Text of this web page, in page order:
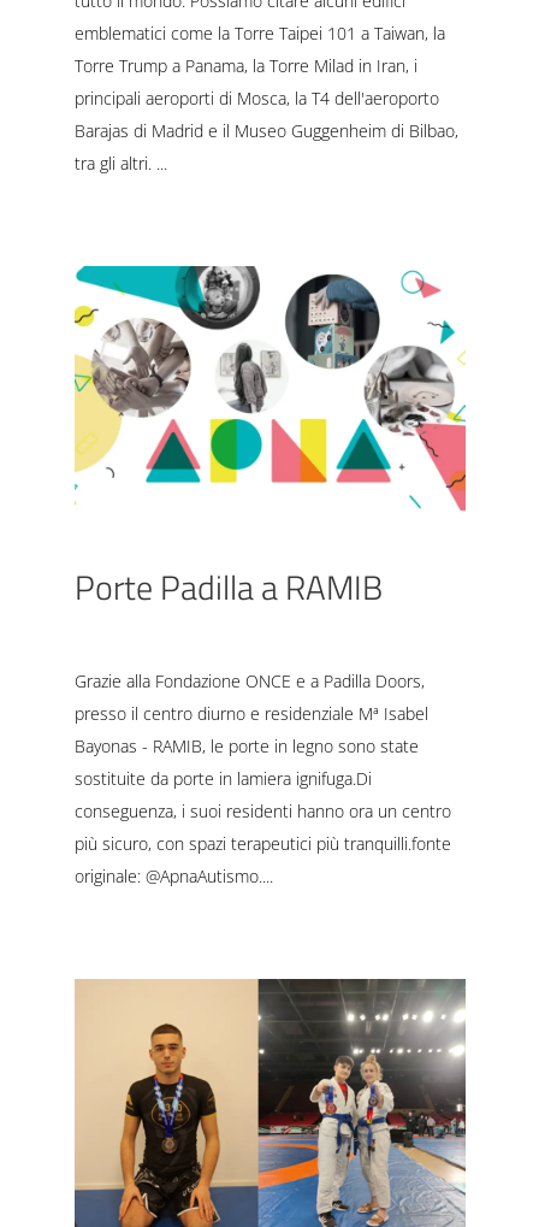
emblematici come la Torre Taipei 101 a Taiwan, la
Torre Trump a Panama, la Torre Milad in Iran, i
principali aeroporti di Mosca, la T4 dell'aeroporto
Barajas di Madrid e il Museo Guggenheim di Bilbao,
tra gli altri.
Porte Padilla a RAMIB
Grazie alla Fondazione ONCE e a Padilla Doors,
presso il centro diurno e residenziale Mª Isabel
Bayonas - RAMIB, le porte in legno sono state
sostituite da porte in lamiera ignifuga.Di
conseguenza, i suoi residenti hanno ora un centro
più sicuro, con spazi terapeutici più tranquilli.fonte
originale: @ApnaAutismo.